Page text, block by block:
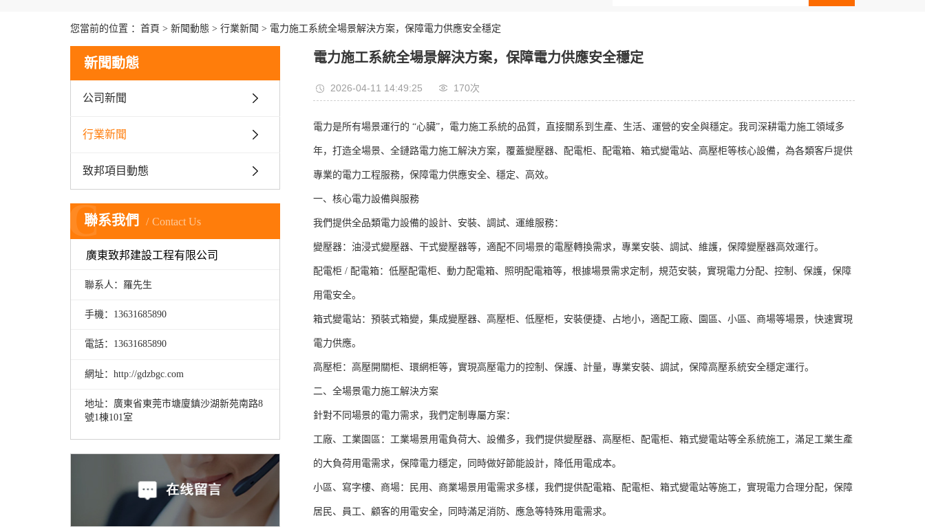
您當前的位置 ： 首頁 > 新聞動態 > 行業新聞 > 電力施工系統全場景解決方案，保障電力供應安全穩定
新聞動態
公司新聞
行業新聞
致邦項目動態
聯系我們 Contact Us
C
廣東致邦建設工程有限公司
聯系人：羅先生
手機：13631685890
電話：13631685890
網址：http://gdzbgc.com
地址：廣東省東莞市塘廈鎮沙湖新苑南路8
號1棟101室
電力施工系統全場景解決方案，保障電力供應安全穩定
2026-04-11 14:49:25 170次
電力是所有場景運行的 “心臟”，電力施工系統的品質，直接關系到生產、生活、運營的安全與穩定。我司深耕電力施工領域多
年，打造全場景、全鏈路電力施工解決方案，覆蓋變壓器、配電柜、配電箱、箱式變電站、高壓柜等核心設備，為各類客戶提供
專業的電力工程服務，保障電力供應安全、穩定、高效。
一、核心電力設備與服務
我們提供全品類電力設備的設計、安裝、調試、運維服務：
變壓器：油浸式變壓器、干式變壓器等，適配不同場景的電壓轉換需求，專業安裝、調試、維護，保障變壓器高效運行。
配電柜 / 配電箱：低壓配電柜、動力配電箱、照明配電箱等，根據場景需求定制，規范安裝，實現電力分配、控制、保護，保障
用電安全。
箱式變電站：預裝式箱變，集成變壓器、高壓柜、低壓柜，安裝便捷、占地小，適配工廠、園區、小區、商場等場景，快速實現
電力供應。
高壓柜：高壓開關柜、環網柜等，實現高壓電力的控制、保護、計量，專業安裝、調試，保障高壓系統安全穩定運行。
二、全場景電力施工解決方案
針對不同場景的電力需求，我們定制專屬方案：
工廠、工業園區：工業場景用電負荷大、設備多，我們提供變壓器、高壓柜、配電柜、箱式變電站等全系統施工，滿足工業生產
的大負荷用電需求，保障電力穩定，同時做好節能設計，降低用電成本。
小區、寫字樓、商場：民用、商業場景用電需求多樣，我們提供配電箱、配電柜、箱式變電站等施工，實現電力合理分配，保障
居民、員工、顧客的用電安全，同時滿足消防、應急等特殊用電需求。